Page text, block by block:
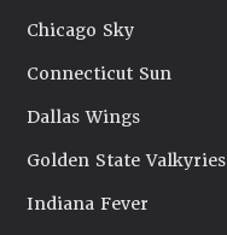
Chicago Sky
Connecticut Sun
Dallas Wings
Golden State Valkyries
Indiana Fever